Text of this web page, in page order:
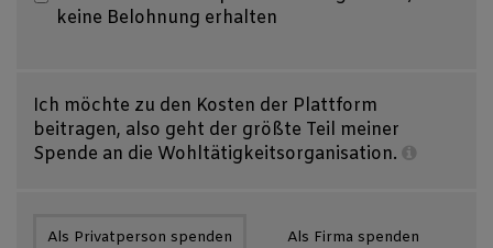
keine Belohnung erhalten
Ich möchte zu den Kosten der Plattform
beitragen, also geht der größte Teil meiner
Spende an die Wohltätigkeitsorganisation.
Als Privatperson spenden Als Firma spenden